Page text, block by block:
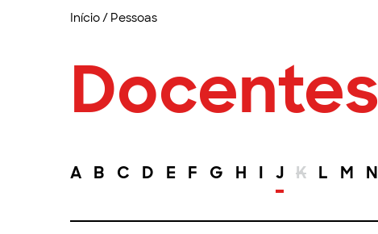
Início/ Pessoas
Docentes
A B C D E F G H I J K L M N